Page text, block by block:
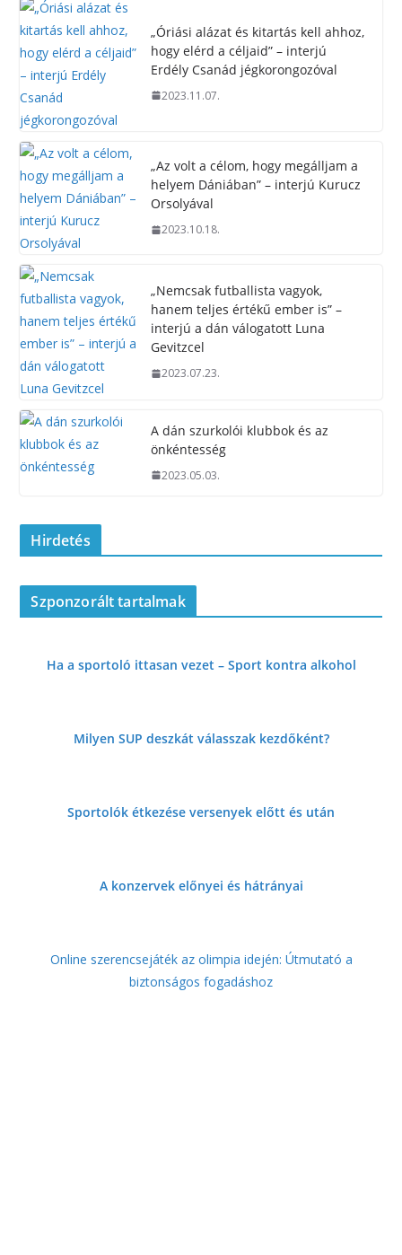
„Óriási alázat és kitartás kell ahhoz,
hogy elérd a céljaid” – interjú
Erdély Csanád jégkorongozóval
2023.11.07.
„Az volt a célom, hogy megálljam a
helyem Dániában” – interjú Kurucz
Orsolyával
2023.10.18.
„Nemcsak futballista vagyok,
hanem teljes értékű ember is” –
interjú a dán válogatott Luna
Gevitzcel
2023.07.23.
A dán szurkolói klubbok és az
önkéntesség
2023.05.03.
Hirdetés
Szponzorált tartalmak
Ha a sportoló ittasan vezet – Sport kontra alkohol
Milyen SUP deszkát válasszak kezdőként?
Sportolók étkezése versenyek előtt és után
A konzervek előnyei és hátrányai
Online szerencsejáték az olimpia idején: Útmutató a
biztonságos fogadáshoz